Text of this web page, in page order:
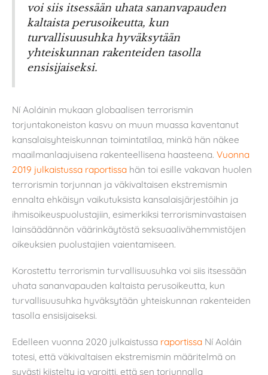
voi siis itsessään uhata sananvapauden
kaltaista perusoikeutta, kun
turvallisuusuhka hyväksytään
yhteiskunnan rakenteiden tasolla
ensisijaiseksi.
Ní Aoláinin mukaan globaalisen terrorismin
torjuntakoneiston kasvu on muun muassa kaventanut
kansalaisyhteiskunnan toimintatilaa, minkä hän näkee
maailmanlaajuisena rakenteellisena haasteena. Vuonna
2019 julkaistussa raportissa hän toi esille vakavan huolen
terrorismin torjunnan ja väkivaltaisen ekstremismin
ennalta ehkäisyn vaikutuksista kansalaisjärjestöihin ja
ihmisoikeuspuolustajiin, esimerkiksi terrorisminvastaisen
lainsäädännön väärinkäytöstä seksuaalivähemmistöjen
oikeuksien puolustajien vaientamiseen.
Korostettu terrorismin turvallisuusuhka voi siis itsessään
uhata sananvapauden kaltaista perusoikeutta, kun
turvallisuusuhka hyväksytään yhteiskunnan rakenteiden
tasolla ensisijaiseksi.
Edelleen vuonna 2020 julkaistussa raportissa Ní Aoláin
totesi, että väkivaltaisen ekstremismin määritelmä on
syvästi kiistelty ja varoitti, että sen torjunnalla